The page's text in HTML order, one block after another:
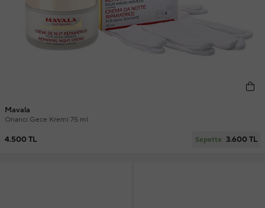
Mavala
Onarıcı Gece Kremi 75 ml
4.500 TL Sepette 3.600 TL